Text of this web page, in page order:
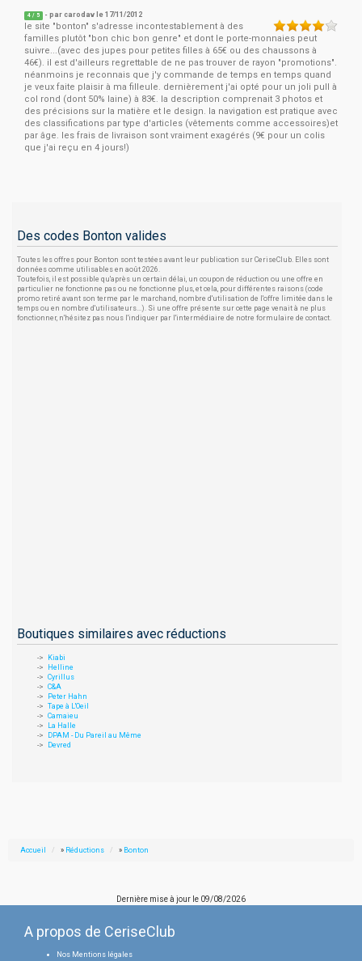
4 / 5 - parcarodav le 17/11/2012
le site "bonton" s'adresse incontestablement à des
familles plutôt "bon chic bon genre" et dont le porte-monnaies peut
suivre...(avec des jupes pour petites filles à 65€ ou des chaussons à
46€). il est d'ailleurs regrettable de ne pas trouver de rayon "promotions".
néanmoins je reconnais que j'y commande de temps en temps quand
je veux faite plaisir à ma filleule. dernièrement j'ai opté pour un joli pull à
col rond (dont 50% laine) à 83€. la description comprenait 3 photos et
des précisions sur la matière et le design. la navigation est pratique avec
des classifications par type d'articles (vêtements comme accessoires)et
par âge. les frais de livraison sont vraiment exagérés (9€ pour un colis
que j'ai reçu en 4 jours!)
Des codes Bonton valides
Toutes les offres pour Bonton sont testées avant leur publication sur CeriseClub. Elles sont
données comme utilisables en août 2026.
Toutefois, il est possible qu'après un certain délai, un coupon de réduction ou une offre en
particulier ne fonctionne pas ou ne fonctionne plus, et cela, pour différentes raisons (code
promo retiré avant son terme par le marchand, nombre d'utilisation de l'offre limitée dans le
temps ou en nombre d'utilisateurs...). Si une offre présente sur cette page venait à ne plus
fonctionner, n'hésitez pas nous l'indiquer par l'intermédiaire de notre formulaire de contact.
Boutiques similaires avec réductions
Kiabi
Helline
Cyrillus
C&A
Peter Hahn
Tape à L'Oeil
Camaieu
La Halle
DPAM - Du Pareil au Même
Devred
Accueil » Réductions » Bonton
Dernière mise à jour le 09/08/2026
A propos de CeriseClub
Nos Mentions légales